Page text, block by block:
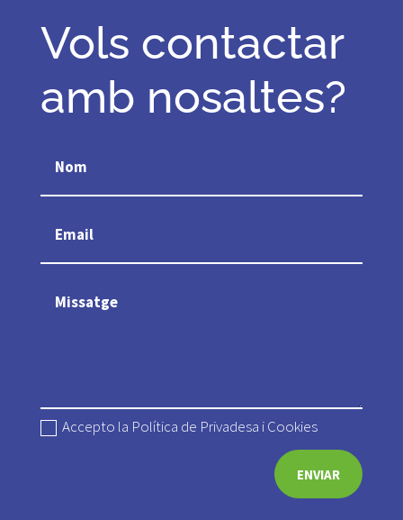
Vols contactar
amb nosaltes?
Accepto la Política de Privadesa i Cookies
ENVIAR